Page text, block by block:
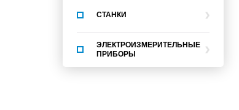
СТАНКИ
ЭЛЕКТРОИЗМЕРИТЕЛЬНЫЕ
ПРИБОРЫ